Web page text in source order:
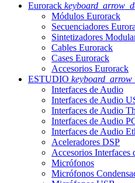
Eurorack
Módulos Eurorack
Secuenciadores
Sintetizadores
Cables Eurorack
Cases Eurorack
Accesorios Eurorack
ESTUDIO
Interfaces de Audio
Interfaces de Audio
Interfaces de Audio
Interfaces de Audio
Interfaces de Audio
Aceleradores DSP
Accesorios Interfaces
Micrófonos
Micrófonos